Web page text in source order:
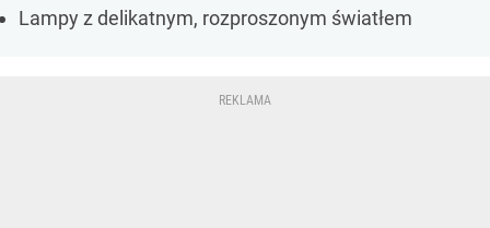
Lampy z delikatnym, rozproszonym światłem